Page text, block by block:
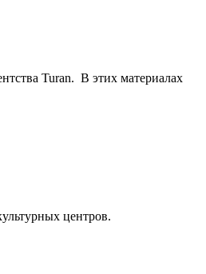
Turan. В этих материалах
центров.